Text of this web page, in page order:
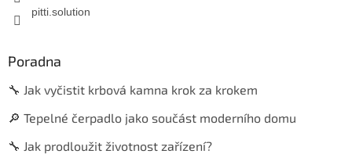
pitti.solution
Poradna
🔧 Jak vyčistit krbová kamna krok za krokem
🔎 Tepelné čerpadlo jako součást moderního domu
🔧 Jak prodloužit životnost zařízení?